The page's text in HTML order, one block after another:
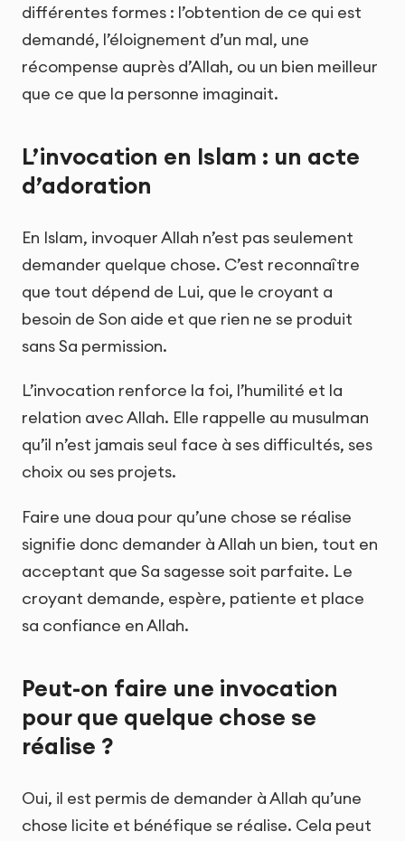
différentes formes : l’obtention de ce qui est
demandé, l’éloignement d’un mal, une
récompense auprès d’Allah, ou un bien meilleur
que ce que la personne imaginait.
L’invocation en Islam : un acte
d’adoration
En Islam, invoquer Allah n’est pas seulement
demander quelque chose. C’est reconnaître
que tout dépend de Lui, que le croyant a
besoin de Son aide et que rien ne se produit
sans Sa permission.
L’invocation renforce la foi, l’humilité et la
relation avec Allah. Elle rappelle au musulman
qu’il n’est jamais seul face à ses difficultés, ses
choix ou ses projets.
Faire une doua pour qu’une chose se réalise
signifie donc demander à Allah un bien, tout en
acceptant que Sa sagesse soit parfaite. Le
croyant demande, espère, patiente et place
sa confiance en Allah.
Peut-on faire une invocation
pour que quelque chose se
réalise ?
Oui, il est permis de demander à Allah qu’une
chose licite et bénéfique se réalise. Cela peut